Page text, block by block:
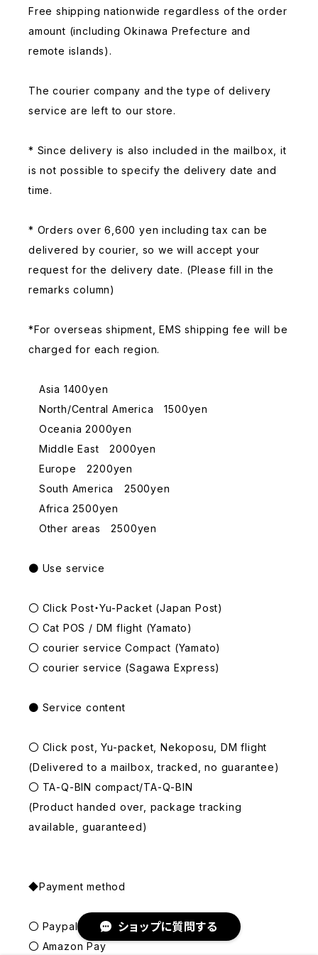
ショップに質問する
Free shipping nationwide regardless of the order
amount (including Okinawa Prefecture and
remote islands).
The courier company and the type of delivery
service are left to our store.
* Since delivery is also included in the mailbox, it
is not possible to specify the delivery date and
time.
* Orders over 6,600 yen including tax can be
delivered by courier, so we will accept your
request for the delivery date. (Please fill in the
remarks column)
*For overseas shipment, EMS shipping fee will be
charged for each region.
Asia 1400yen
North/Central America 1500yen
Oceania 2000yen
Middle East 2000yen
Europe 2200yen
South America 2500yen
Africa 2500yen
Other areas 2500yen
● Use service
〇 Click Post・Yu-Packet (Japan Post)
〇 Cat POS / DM flight (Yamato)
〇 courier service Compact (Yamato)
〇 courier service (Sagawa Express)
● Service content
〇 Click post, Yu-packet, Nekoposu, DM flight
(Delivered to a mailbox, tracked, no guarantee)
〇 TA-Q-BIN compact/TA-Q-BIN
(Product handed over, package tracking
available, guaranteed)
◆Payment method
〇 Paypal
〇 Amazon Pay